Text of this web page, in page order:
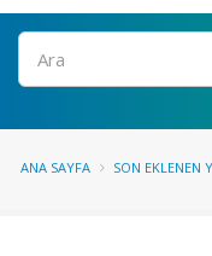
Ara
ANA SAYFA SON EKLENEN